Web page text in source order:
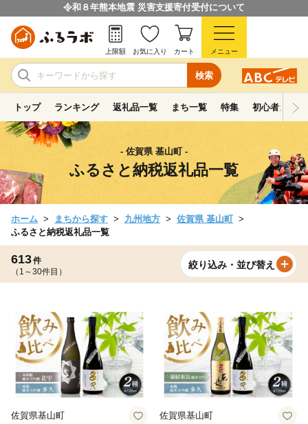
令和８年熊本地震 災害支援寄付受付について
検索
上限額 お気に入り カート メニュー
トップ ランキング 返礼品一覧 まち一覧 特集 初心者ガイド
- 佐賀県 基山町 -
ふるさと納税返礼品一覧
ホーム まちから探す 九州地方
佐賀県 基山町
ふるさと納税返礼品一覧
613件
（1～30件目）
絞り込み・並び替え
佐賀県基山町 佐賀県基山町